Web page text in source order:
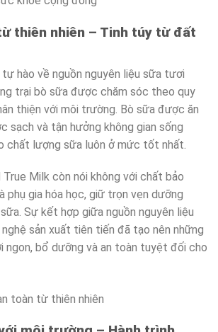
thiên nhiên – Tinh túy từ đất
hào về nguồn nguyên liệu sữa tươi
trại bò sữa được chăm sóc theo quy
thiện với môi trường. Bò sữa được ăn
sạch và tận hưởng không gian sống
chất lượng sữa luôn ở mức tốt nhất.
True Milk còn nói không với chất bảo
phụ gia hóa học, giữ trọn vẹn dưỡng
Sự kết hợp giữa nguồn nguyên liệu
sản xuất tiên tiến đã tạo nên những
ngon, bổ dưỡng và an toàn tuyệt đối cho